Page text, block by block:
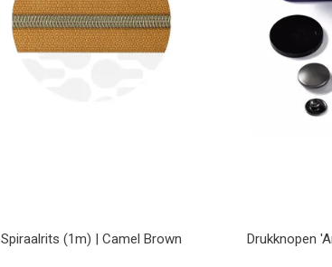
Spiraalrits (1m) | Camel Brown